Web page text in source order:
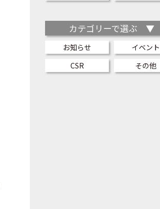
カテゴリーで選ぶ ▼
お知らせ
イベント
CSR
その他